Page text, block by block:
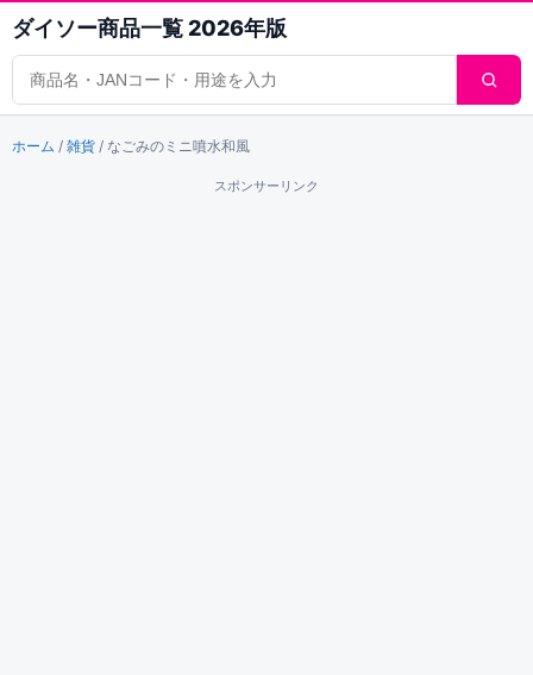
ダイソー商品一覧 2026年版
商品検索
ホーム / 雑貨 / なごみのミニ噴水和風
スポンサーリンク